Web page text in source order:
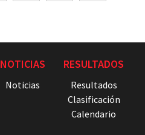
NOTICIAS
Noticias
RESULTADOS
Resultados
Clasificación
Calendario